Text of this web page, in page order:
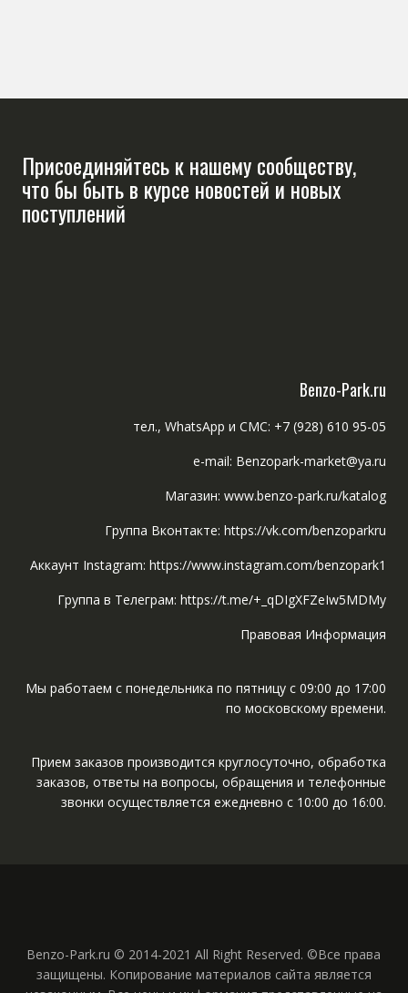
Присоединяйтесь к нашему сообществу,
что бы быть в курсе новостей и новых
поступлений
Benzo-Park.ru
тел., WhatsApp и СМС: +7 (928) 610 95-05
e-mail: Benzopark-market@ya.ru
Магазин: www.benzo-park.ru/katalog
Группа Вконтакте: https://vk.com/benzoparkru
Аккаунт Instagram: https://www.instagram.com/benzopark1
Группа в Телеграм: https://t.me/+_qDIgXFZeIw5MDMy
Правовая Информация
Мы работаем с понедельника по пятницу с 09:00 до 17:00
по московскому времени.
Прием заказов производится круглосуточно, обработка
заказов, ответы на вопросы, обращения и телефонные
звонки осуществляется ежедневно с 10:00 до 16:00.
Benzo-Park.ru © 2014-2021 All Right Reserved. ©Все права
защищены. Копирование материалов сайта является